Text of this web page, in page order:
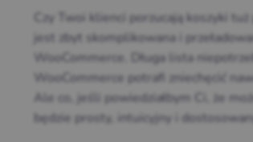
Czy Twoi klienci porzucają koszyki
jest zbyt skomplikowana i
WooCommerce. Długa lista
WooCommerce potrafi zniechęcić
Ale co, jeśli powiedziałbym Ci, że
będzie prosty, intuicyjny i